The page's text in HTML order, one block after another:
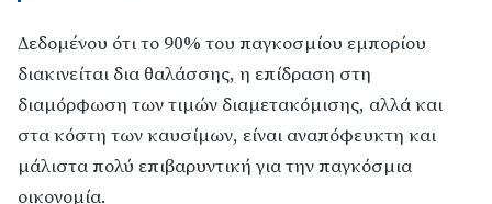
Δεδομένου ότι το 90% του παγκοσμίου εμπορίου
διακινείται δια θαλάσσης, η επίδραση στη
διαμόρφωση των τιμών διαμετακόμισης, αλλά και
στα κόστη των καυσίμων, είναι αναπόφευκτη και
μάλιστα πολύ επιβαρυντική για την παγκόσμια
οικονομία.